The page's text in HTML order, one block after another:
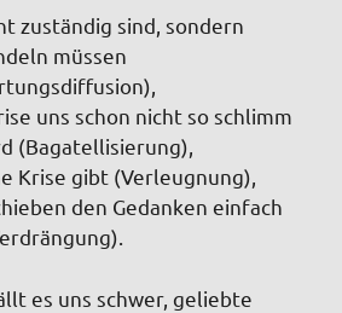
zuständig sind, sondern
müssen
uns schon nicht so schlimm
(Bagatellisierung),
Krise gibt (Verleugnung),
den Gedanken einfach
es uns schwer, geliebte